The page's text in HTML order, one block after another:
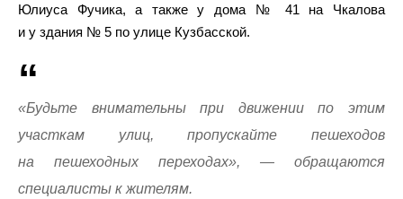
Юлиуса Фучика, а также у дома № 41 на Чкалова
и у здания № 5 по улице Кузбасской.
«Будьте внимательны при движении по этим
участкам улиц, пропускайте пешеходов
на пешеходных переходах», — обращаются
специалисты к жителям.